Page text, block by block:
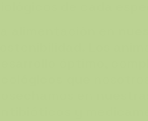
sostenibilidad. Los
desarrollo óptimo,
que
cosechamos en
y